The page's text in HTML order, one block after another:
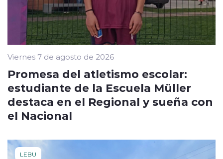
Viernes 7 de agosto de 2026
Promesa del atletismo escolar:
estudiante de la Escuela Müller
destaca en el Regional y sueña con
el Nacional
LEBU